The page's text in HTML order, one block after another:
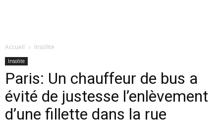
Accueil Insolite
Insolite
Paris: Un chauffeur de bus a
évité de justesse l’enlèvement
d’une fillette dans la rue